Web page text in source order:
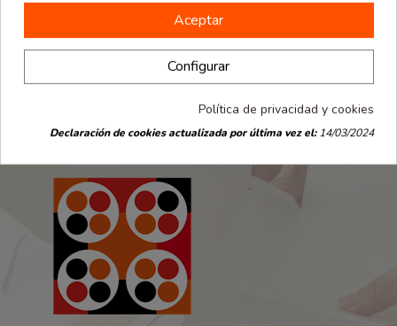
Aceptar
Configurar
Política de privacidad y cookies
Declaración de cookies actualizada por última vez el:14/03/2024